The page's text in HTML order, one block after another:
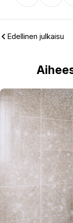
Edellinen julkaisu